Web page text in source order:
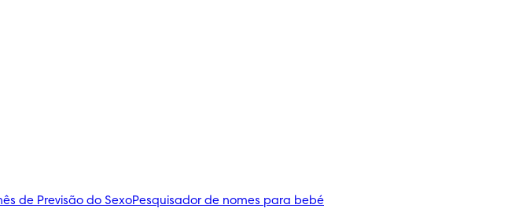
de Previsão do SexoPesquisador de nomes para bebé